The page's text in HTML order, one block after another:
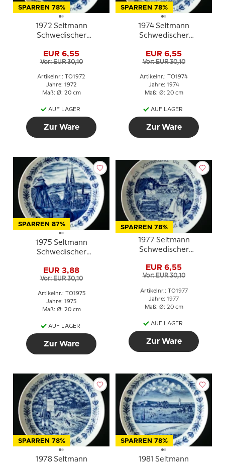
SPARREN 78%
1972 Seltmann
Schwedischer
Bohuslän
EUR 6,55
Vor: EUR 30,10
Artikelnr.: TO1972
Jahre: 1972
Maß: Ø: 20 cm
AUF LAGER
Zur Ware
SPARREN 78%
1974 Seltmann
Schwedischer
Lappland / Sampi
EUR 6,55
Vor: EUR 30,10
Artikelnr.: TO1974
Jahre: 1974
Maß: Ø: 20 cm
AUF LAGER
Zur Ware
SPARREN 87%
1975 Seltmann
Schwedischer
Uppland
EUR 3,88
Vor: EUR 30,10
Artikelnr.: TO1975
Jahre: 1975
Maß: Ø: 20 cm
AUF LAGER
Zur Ware
SPARREN 78%
1977 Seltmann
Schwedischer
Värmland
EUR 6,55
Vor: EUR 30,10
Artikelnr.: TO1977
Jahre: 1977
Maß: Ø: 20 cm
AUF LAGER
Zur Ware
SPARREN 78%
1978 Seltmann
SPARREN 78%
1981 Seltmann